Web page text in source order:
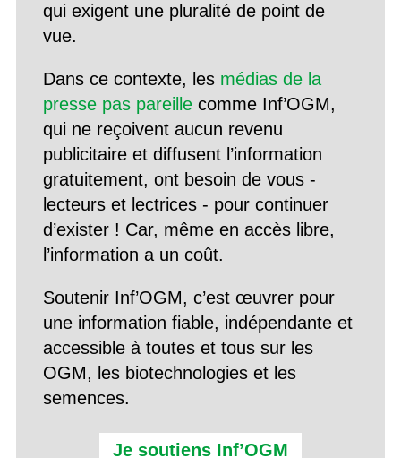
qui exigent une pluralité de point de
vue.
Dans ce contexte, les médias de la
presse pas pareillecomme Inf’OGM,
qui ne reçoivent aucun revenu
publicitaire et diffusent l’information
gratuitement, ont besoin de vous -
lecteurs et lectrices - pour continuer
d’exister ! Car, même en accès libre,
l’information a un coût.
Soutenir Inf’OGM, c’est œuvrer pour
une information fiable, indépendante et
accessible à toutes et tous sur les
OGM, les biotechnologies et les
semences.
Je soutiens Inf’OGM